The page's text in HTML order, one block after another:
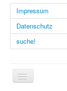
Impressum
Datenschutz
suche!
Navigation
an/aus